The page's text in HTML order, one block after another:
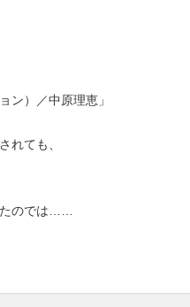
ン）／中原理恵」
れても、
のでは……